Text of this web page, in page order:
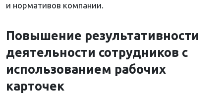
и нормативов компании.
Повышение результативности
деятельности сотрудников с
использованием рабочих
карточек